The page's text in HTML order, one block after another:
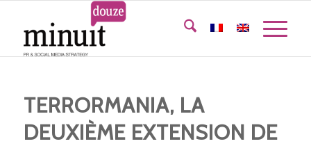
TERRORMANIA, LA
DEUXIÈME EXTENSION DE